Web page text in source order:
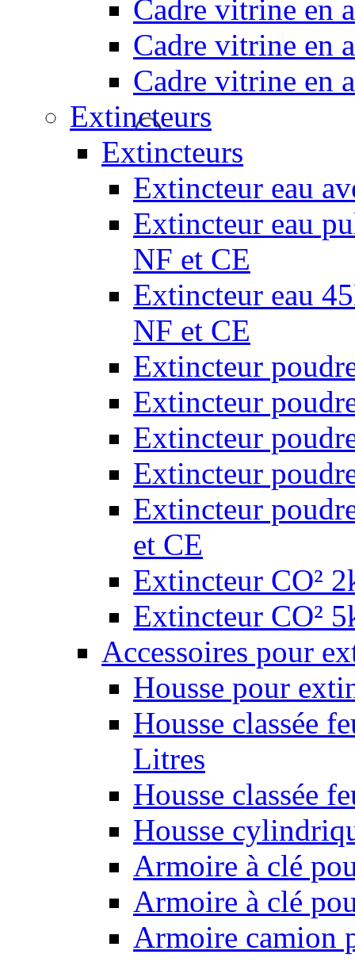
Cadre vitrine en
Cadre vitrine en
Cadre vitrine en
Extincteurs
Extincteurs
Extincteur eau
Extincteur eau
NF et CE
Extincteur eau
NF et CE
Extincteur
Extincteur
Extincteur
Extincteur
Extincteur
et CE
Extincteur CO²
Extincteur CO²
Accessoires pour
Housse pour
Housse classée
Litres
Housse classée
Housse
Armoire à clé
Armoire à clé
Armoire camion